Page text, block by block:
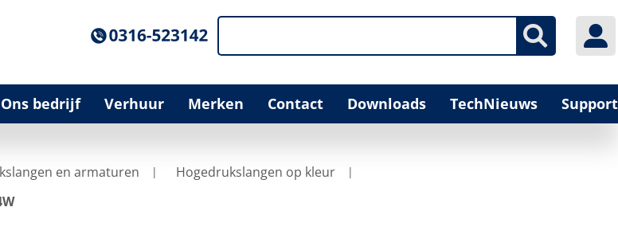
Ons bedrijf Verhuur Merken Contact Downloads TechNieuws Support
en armaturen
Hogedrukslangen op kleur